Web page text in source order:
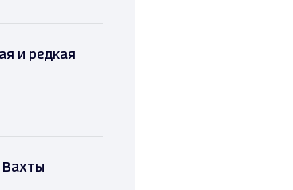
и редкая
Вахты